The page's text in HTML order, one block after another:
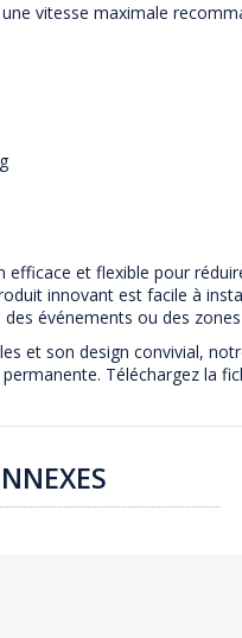
vitesse maximale
efficace et flexible pour
innovant est facile à
événements ou des
et son design convivial,
Téléchargez la